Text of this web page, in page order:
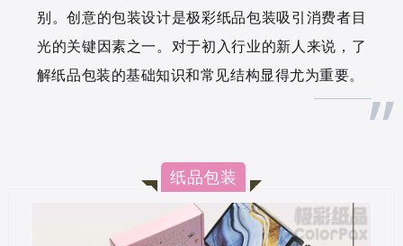
别。创意的包装设计是极彩纸品包装吸引消费者目
光的关键因素之一。对于初入行业的新人来说，了
解纸品包装的基础知识和常见结构显得尤为重要。
”
纸品包装